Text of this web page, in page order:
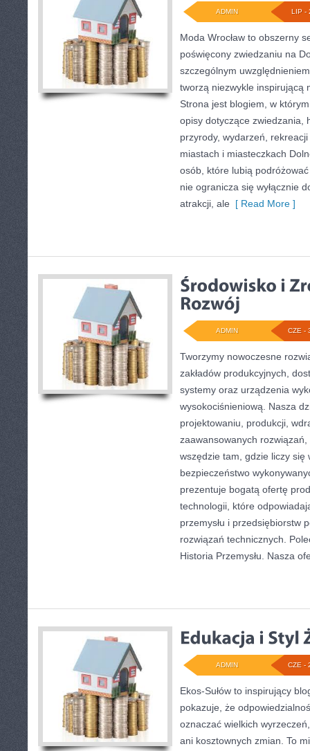
LIP -
ADMIN
Moda Wrocław to obszerny
poświęcony zwiedzaniu na
szczególnym
tworzą niezwykle inspirującą
Strona jest blogiem, w
opisy dotyczące zwiedzania,
przyrody, wydarzeń,
miastach i miasteczkach
osób, które lubią
nie ogranicza się wyłącznie
atrakcji, ale [ Read More ]
CZE -
ADMIN
Tworzymy nowoczesne
zakładów produkcyjnych,
systemy oraz urządzenia
wysokociśnieniową. Nasza
projektowaniu, produkcji,
zaawansowanych
wszędzie tam, gdzie liczy
bezpieczeństwo
prezentuje bogatą ofertę
technologii, które
przemysłu i przedsiębiorstw
rozwiązań technicznych.
Historia Przemysłu. Nasza
CZE -
ADMIN
Ekos-Sułów to inspirujący
pokazuje, że
oznaczać wielkich
ani kosztownych zmian. To